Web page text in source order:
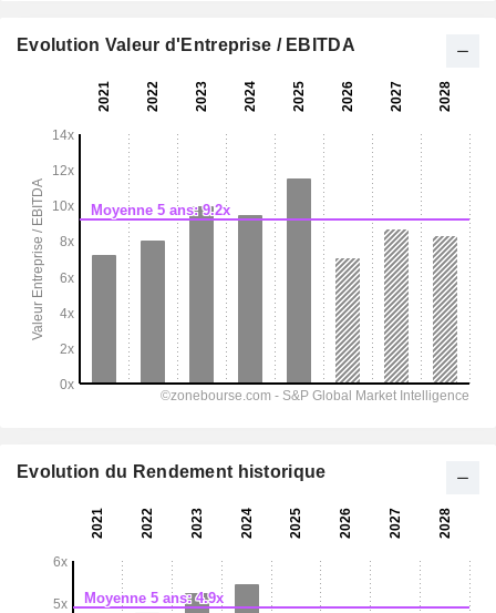
Evolution Valeur d'Entreprise / EBITDA
Evolution du Rendement historique